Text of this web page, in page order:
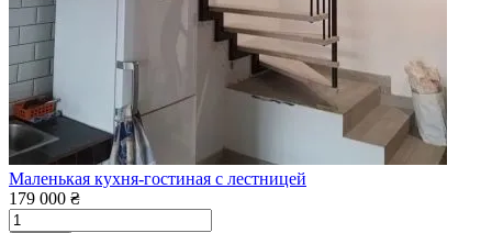
Маленькая кухня-гостиная с лестницей
179 000 ₴